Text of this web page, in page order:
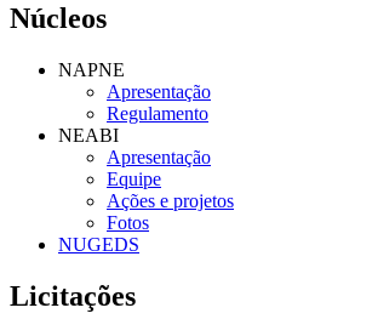
Núcleos
NAPNE
Apresentação
Regulamento
NEABI
Apresentação
Equipe
Ações e projetos
Fotos
NUGEDS
Licitações